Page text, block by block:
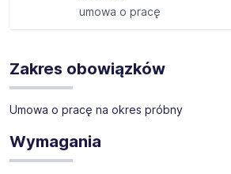
umowa o pracę
Zakres obowiązków
Umowa o pracę na okres próbny
Wymagania